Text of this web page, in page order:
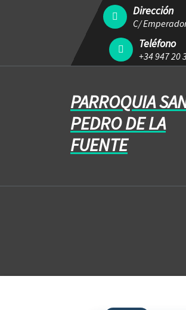
Dirección
C/
Teléfono
+34 947 20
PARROQUIA
PEDRO DE LA
FUENTE